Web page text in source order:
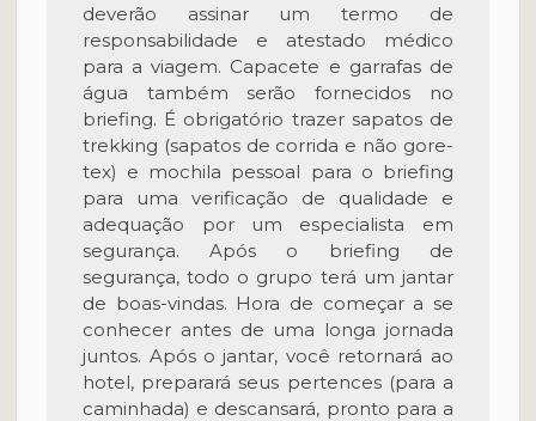
deverão assinar um termo de
responsabilidade e atestado médico
para a viagem. Capacete e garrafas de
água também serão fornecidos no
briefing. É obrigatório trazer sapatos de
trekking (sapatos de corrida e não gore-
tex) e mochila pessoal para o briefing
para uma verificação de qualidade e
adequação por um especialista em
segurança. Após o briefing de
segurança, todo o grupo terá um jantar
de boas-vindas. Hora de começar a se
conhecer antes de uma longa jornada
juntos. Após o jantar, você retornará ao
hotel, preparará seus pertences (para a
caminhada) e descansará, pronto para a